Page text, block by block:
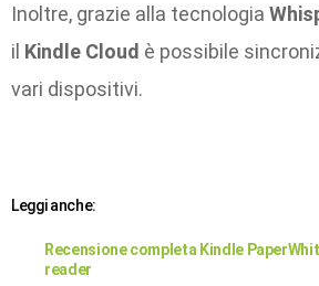
Inoltre, grazie alla tecnologia
il Kindle Cloud è possibile
vari dispositivi.
Leggi anche:
Recensione completa Kindle
reader